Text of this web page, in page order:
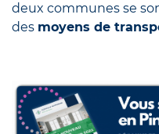
deux communes se
des moyens de